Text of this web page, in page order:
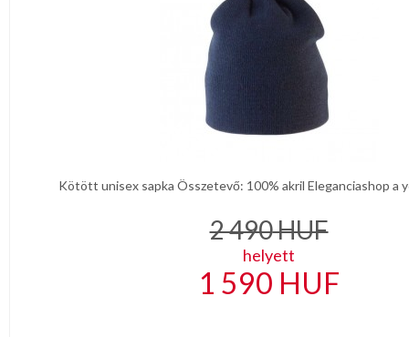
Kötött unisex sapka Összetevő: 100% akril Eleganciashop a
2 490HUF
helyett
1 590 HUF